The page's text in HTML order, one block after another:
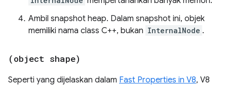
Ambil snapshot heap. Dalam snapshot ini, objek
memiliki nama class C++, bukan InternalNode .
(object shape)
Seperti yang dijelaskan dalam Fast Properties in V8, V8